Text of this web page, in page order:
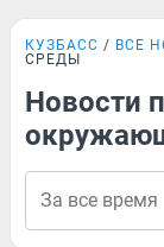
КУЗБАСС ВСЕ
СРЕДЫ
Новости